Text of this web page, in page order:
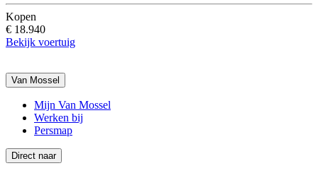
Kopen
€ 18.940
Bekijk voertuig
Van Mossel
Mijn Van Mossel
Werken bij
Persmap
Direct naar